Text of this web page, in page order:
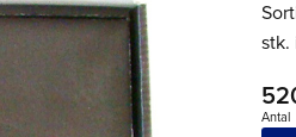
stk.
Antal